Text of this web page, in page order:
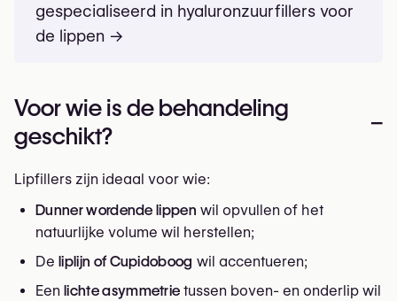
gespecialiseerd in hyaluronzuurfillers voor
de lippen →
Voor wie is de behandeling
geschikt?
–
Lipfillers zijn ideaal voor wie:
Dunner wordende lippen wil opvullen of het
natuurlijke volume wil herstellen;
De liplijn of Cupidoboog wil accentueren;
Een lichte asymmetrie tussen boven- en onderlip wil